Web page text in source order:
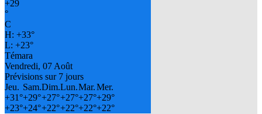
+29
°
C
H: +33°
L: +23°
Témara
Vendredi, 07 Août
Prévisions sur 7 jours
Jeu. Sam.Dim.Lun.Mar.Mer.
+31°+29°+27°+27°+27°+29°
+23°+24°+22°+22°+22°+22°